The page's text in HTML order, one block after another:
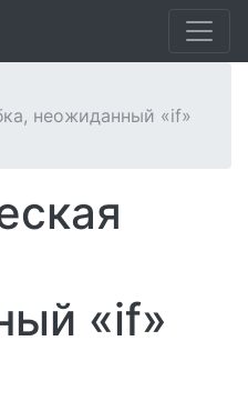
неожиданный «if»
«if»